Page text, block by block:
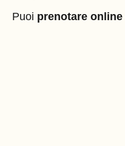
Puoi prenotare online